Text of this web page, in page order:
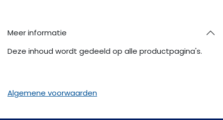
Meer informatie
Deze inhoud wordt gedeeld op alle productpagina's.
Algemene voorwaarden